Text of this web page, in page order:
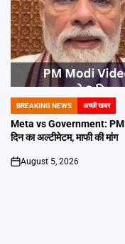
POSTED
IN
BREAKING NEWS अच्छी खबर
Meta vs Government:
दिन का अल्टीमेटम, माफी की मांग
on
August 5, 2026